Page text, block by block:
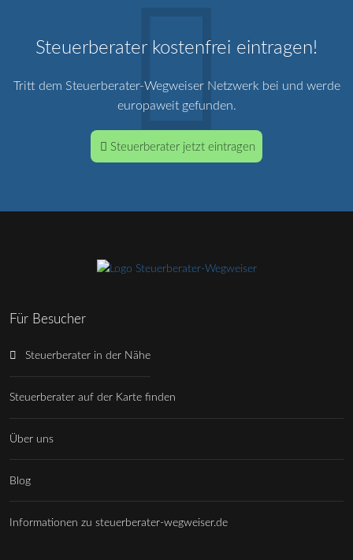
Steuerberater kostenfrei eintragen!
Tritt dem Steuerberater-Wegweiser Netzwerk bei und werde
europaweit gefunden.
Steuerberater jetzt eintragen
Für Besucher
Steuerberater in der Nähe
Steuerberater auf der Karte finden
Über uns
Blog
Informationen zu steuerberater-wegweiser.de